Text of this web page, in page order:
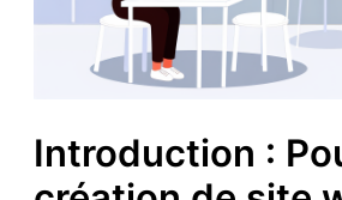
Introduction :